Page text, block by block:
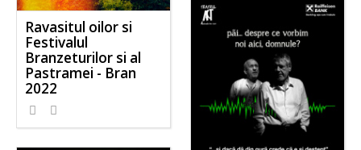
Ravasitul oilor si
Festivalul
Branzeturilor si al
Pastramei - Bran
2022